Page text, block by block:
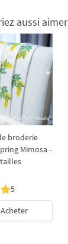
aussi aimer
broderie
Mimosa -
5
Acheter